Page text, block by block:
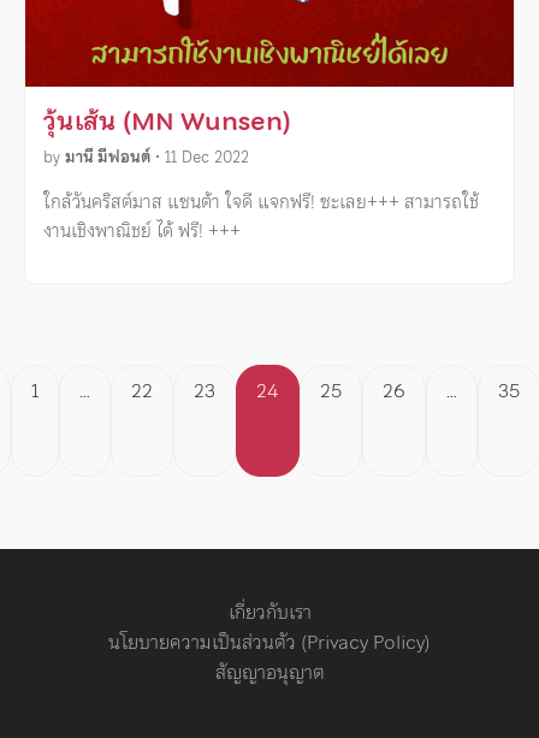
วุ้นเส้น (MN Wunsen)
byมานี มีฟอนต์ • 11 Dec 2022
ใกล้วันคริสต์มาส แซนต้า ใจดี แจกฟรี! ซะเลย+++ สามารถใช้
งานเชิงพาณิชย์ ได้ ฟรี! +++
Posts
1 … 22 23 24 25 26 … 35
เกี่ยวกับเรา
นโยบายความเป็นส่วนตัว (Privacy Policy)
สัญญาอนุญาต